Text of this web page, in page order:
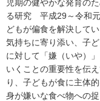
児期の健やかな発育の
る研究 平成29～令和元
どもが偏食を解決して
気持ちに寄り添い、子
に対して「嫌（いや）
いくことの重要性を伝
り、子どもが食に主体
身が嫌いな食べ物への